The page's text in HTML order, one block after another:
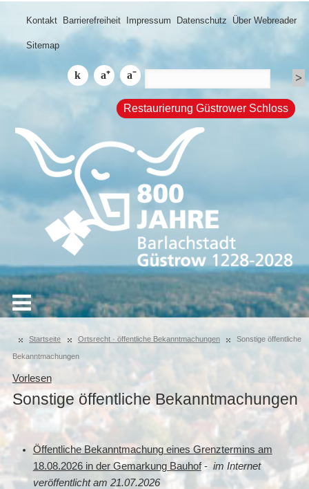
Kontakt Barrierefreiheit Impressum Datenschutz Über Webreader
Sitemap
Restaurierung Güstrower Schloss
Startseite Ortsrecht · öffentliche Bekanntmachungen Sonstige öffentliche
Bekanntmachungen
Vorlesen
Sonstige öffentliche Bekanntmachungen
Öffentliche Bekanntmachung eines Grenztermins am
18.08.2026 in der Gemarkung Bauhof- im Internet
veröffentlicht am 21.07.2026